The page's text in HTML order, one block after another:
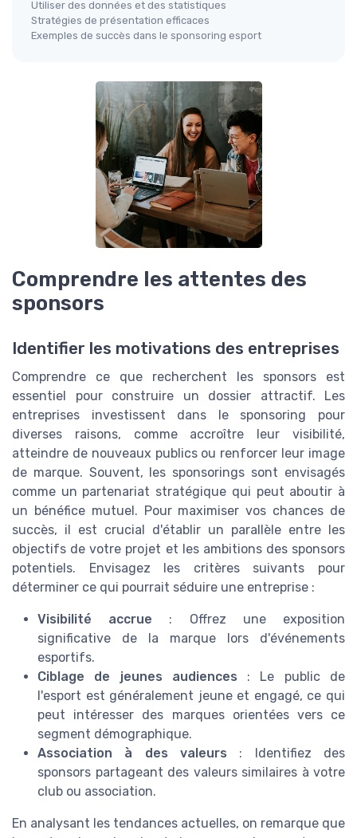
Utiliser des données et des statistiques
Stratégies de présentation efficaces
Exemples de succès dans le sponsoring esport
Comprendre les attentes des
sponsors
Identifier les motivations des entreprises
Comprendre ce que recherchent les sponsors est
essentiel pour construire un dossier attractif. Les
entreprises investissent dans le sponsoring pour
diverses raisons, comme accroître leur visibilité,
atteindre de nouveaux publics ou renforcer leur image
de marque. Souvent, les sponsorings sont envisagés
comme un partenariat stratégique qui peut aboutir à
un bénéfice mutuel. Pour maximiser vos chances de
succès, il est crucial d'établir un parallèle entre les
objectifs de votre projet et les ambitions des sponsors
potentiels. Envisagez les critères suivants pour
déterminer ce qui pourrait séduire une entreprise :
Visibilité accrue : Offrez une exposition
significative de la marque lors d'événements
esportifs.
Ciblage de jeunes audiences : Le public de
l'esport est généralement jeune et engagé, ce qui
peut intéresser des marques orientées vers ce
segment démographique.
Association à des valeurs : Identifiez des
sponsors partageant des valeurs similaires à votre
club ou association.
En analysant les tendances actuelles, on remarque que